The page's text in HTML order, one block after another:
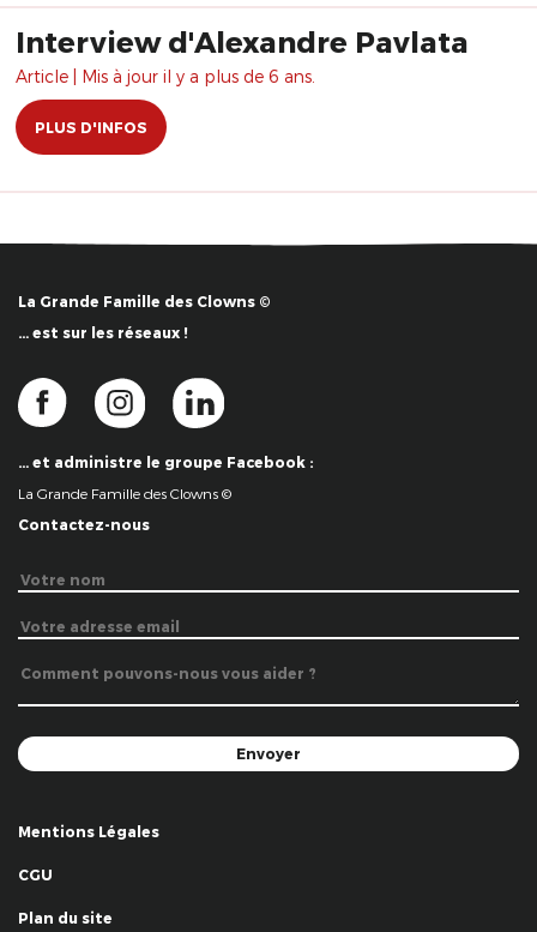
Interview d'Alexandre Pavlata
Article | Mis à jour il y a plus de 6 ans.
PLUS D'INFOS
La Grande Famille des Clowns ©
… est sur les réseaux !
… et administre le groupe Facebook :
La Grande Famille des Clowns ©
Contactez-nous
Mentions Légales
CGU
Plan du site